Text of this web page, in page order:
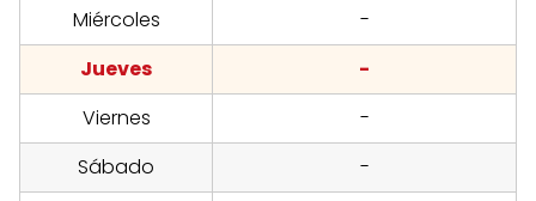
Miércoles
-
Jueves
-
Viernes
-
Sábado
-